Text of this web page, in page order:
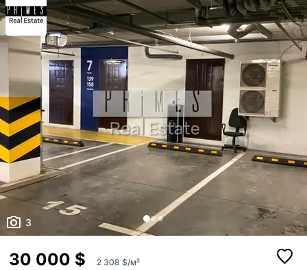
✔️ Ліквідний актив із високим потенціалом зростання вартості Інвес...
3
30 000 $ 2 308 $/м²